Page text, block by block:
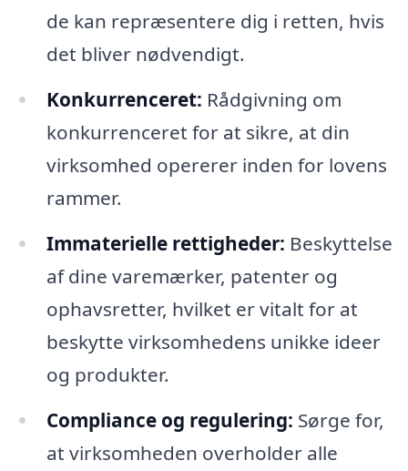
de kan repræsentere dig i retten, hvis
det bliver nødvendigt.
Konkurrenceret: Rådgivning om
konkurrenceret for at sikre, at din
virksomhed opererer inden for lovens
rammer.
Immaterielle rettigheder: Beskyttelse
af dine varemærker, patenter og
ophavsretter, hvilket er vitalt for at
beskytte virksomhedens unikke ideer
og produkter.
Compliance og regulering: Sørge for,
at virksomheden overholder alle